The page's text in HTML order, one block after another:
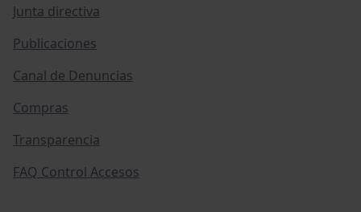
Junta directiva
Publicaciones
Canal de Denuncias
Compras
Transparencia
FAQ Control Accesos